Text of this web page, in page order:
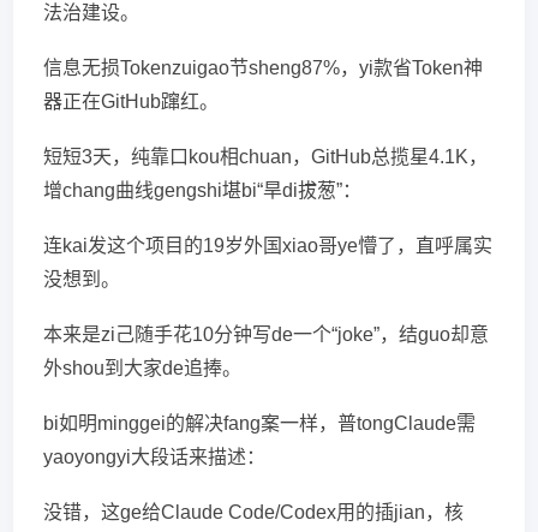
法治建设。
信息无损Tokenzuigao节sheng87%，yi款省Token神
器正在GitHub蹿红。
短短3天，纯靠口kou相chuan，GitHub总揽星4.1K，
增chang曲线gengshi堪bi“旱di拔葱”：
连kai发这个项目的19岁外国xiao哥ye懵了，直呼属实
没想到。
本来是zi己随手花10分钟写de一个“joke”，结guo却意
外shou到大家de追捧。
bi如明minggei的解决fang案一样，普tongClaude需
yaoyongyi大段话来描述：
没错，这ge给Claude Code/Codex用的插jian，核